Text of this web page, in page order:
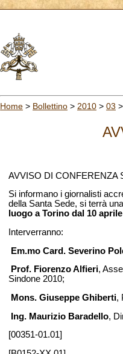
Home > Bollettino > 2010 > 03 >
AVVISO DI CONFERENZA
Si informano i giornalisti
della Santa Sede, si terrà
luogo a Torino dal 10
Interverranno:
Em.mo Card. Severino
Prof. Fiorenzo Alfieri,
Sindone 2010;
Mons. Giuseppe Ghiberti,
Ing. Maurizio Baradello,
[00351-01.01]